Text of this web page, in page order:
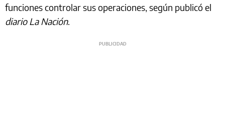
funciones controlar sus operaciones, según publicó el
diario La Nación.